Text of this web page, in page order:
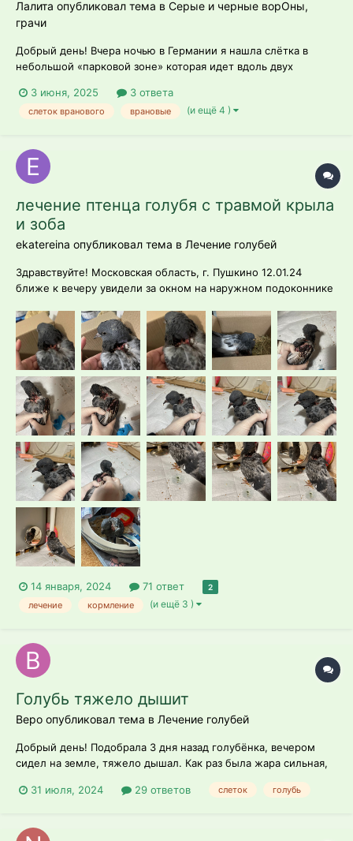
Лалита опубликовал тема в Серые и черные ворОны,
грачи
Добрый день! Вчера ночью в Германии я нашла слётка в
небольшой «парковой зоне» которая идет вдоль двух
нежелательно подбирать если они нормально выглядят. Тот
выглядел нормально, но дело в том что он постоянно
3 июня, 2025 3 ответа
слеток вранового врановые (и ещё 4 )
лечение птенца голубя с травмой крыла
и зоба
ekatereina опубликовал тема в Лечение голубей
Здравствуйте! Московская область, г. Пушкино 12.01.24
ближе к вечеру увидели за окном на наружном подоконнике
прикреплю по порядку. Опыта содержания и лечения птиц у
нас нет, совсем( Написали в группу вк, получили список
врачей и кли...
14 января, 2024 71 ответ 2
лечение кормление (и ещё 3 )
Голубь тяжело дышит
Веро опубликовал тема в Лечение голубей
Добрый день! Подобрала 3 дня назад голубёнка, вечером
сидел на земле, тяжело дышал. Как раз была жара сильная,
-инфекция. Притащила домой лечить. Голубёнок худой,
стал проявлять интерес к еде, сам по...
31 июля, 2024 29 ответов слеток голубь